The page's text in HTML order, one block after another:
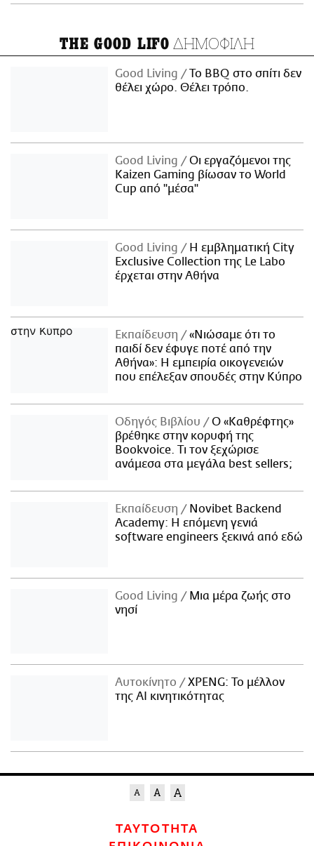
THE GOOD LIFO ΔΗΜΟΦΙΛΗ
Good Living
Το BBQ στο σπίτι δεν
θέλει χώρο. Θέλει τρόπο.
Good Living
Οι εργαζόμενοι της
Kaizen Gaming βίωσαν το World
Cup από "μέσα"
Good Living
Η εμβληματική City
Exclusive Collection της Le Labo
έρχεται στην Αθήνα
Εκπαίδευση
«Νιώσαμε ότι το
παιδί δεν έφυγε ποτέ από την
Αθήνα»: Η εμπειρία οικογενειών
που επέλεξαν σπουδές στην Κύπρο
Οδηγός Βιβλίου
Ο «Καθρέφτης»
βρέθηκε στην κορυφή της
Bookvoice. Τι τον ξεχώρισε
ανάμεσα στα μεγάλα best sellers;
Εκπαίδευση
Novibet Backend
Academy: Η επόμενη γενιά
software engineers ξεκινά από εδώ
Good Living
Μια μέρα ζωής στο
νησί
Αυτοκίνητο
XPENG: Το μέλλον
της AI κινητικότητας
ΤΑΥΤΟΤΗΤΑ